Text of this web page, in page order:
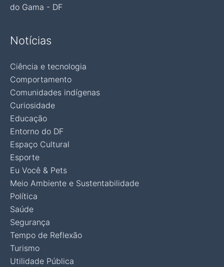
do Gama - DF
Notícias
Ciência e tecnologia
Comportamento
Comunidades indígenas
Curiosidade
Educação
Entorno do DF
Espaço Cultural
Esporte
Eu Você & Pets
Meio Ambiente e Sustentabilidade
Política
Saúde
Segurança
Tempo de Reflexão
Turismo
Utilidade Pública